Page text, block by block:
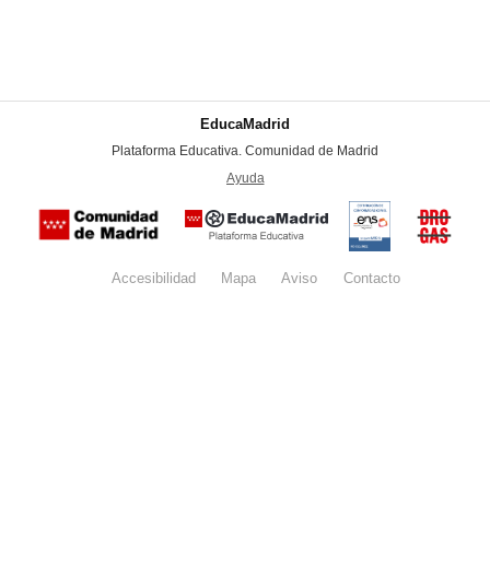
EducaMadrid
Plataforma Educativa. Comunidad de Madrid
Ayuda
Certificación
conformidad
con el
Nacional de
Seguridad
del
Accesibilidad Mapa Aviso legalContacto